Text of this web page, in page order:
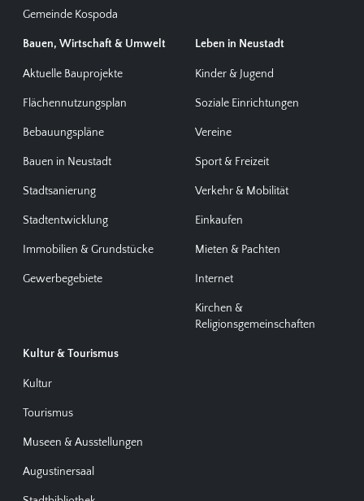
Gemeinde Kospoda
Bauen, Wirtschaft & Umwelt
Aktuelle Bauprojekte
Flächennutzungsplan
Bebauungspläne
Bauen in Neustadt
Stadtsanierung
Stadtentwicklung
Immobilien & Grundstücke
Gewerbegebiete
Leben in Neustadt
Kinder & Jugend
Soziale Einrichtungen
Vereine
Sport & Freizeit
Verkehr & Mobilität
Einkaufen
Mieten & Pachten
Internet
Kirchen &
Religionsgemeinschaften
Kultur & Tourismus
Kultur
Tourismus
Museen & Ausstellungen
Augustinersaal